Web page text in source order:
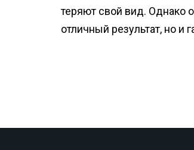
теряют свой вид. Однако
отличный результат, но и